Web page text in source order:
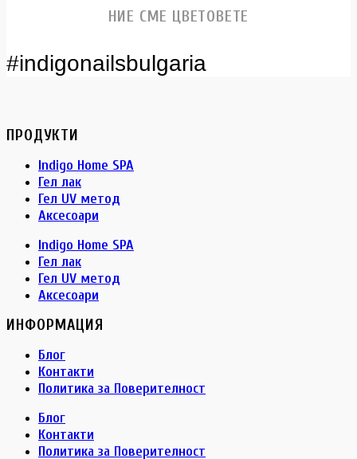
НИЕ СМЕ ЦВЕТОВЕТЕ
#indigonailsbulgaria
ПРОДУКТИ
Indigo Home SPA
Гел лак
Гел UV метод
Аксесоари
Indigo Home SPA
Гел лак
Гел UV метод
Аксесоари
ИНФОРМАЦИЯ
Блог
Контакти
Политика за Поверителност
Блог
Контакти
Политика за Поверителност